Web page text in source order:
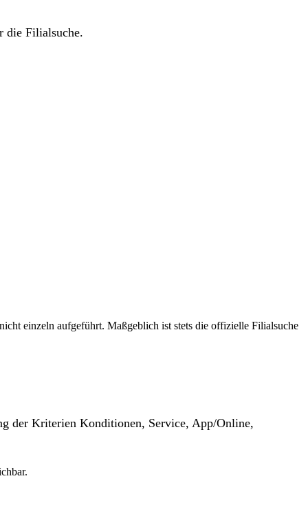
die Filialsuche.
einzeln aufgeführt. Maßgeblich ist stets die offizielle Filialsuche
der Kriterien Konditionen, Service, App/Online,